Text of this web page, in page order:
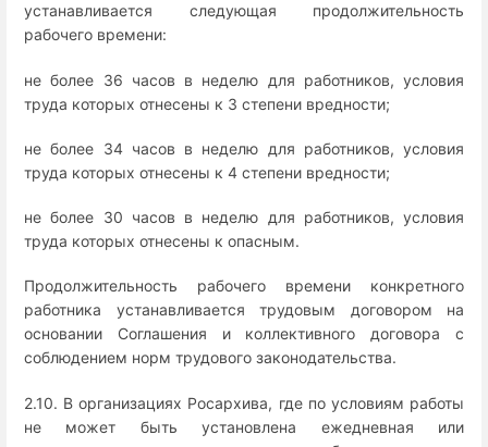
устанавливается следующая продолжительность
рабочего времени:
не более 36 часов в неделю для работников, условия
труда которых отнесены к 3 степени вредности;
не более 34 часов в неделю для работников, условия
труда которых отнесены к 4 степени вредности;
не более 30 часов в неделю для работников, условия
труда которых отнесены к опасным.
Продолжительность рабочего времени конкретного
работника устанавливается трудовым договором на
основании Соглашения и коллективного договора с
соблюдением норм трудового законодательства.
2.10. В организациях Росархива, где по условиям работы
не может быть установлена ежедневная или